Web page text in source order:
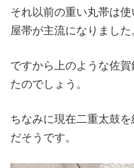
それ以前の重い丸帯は
屋帯が主流になりました
ですから上のような佐
たのでしょう。
ちなみに現在二重太鼓
だそうです。